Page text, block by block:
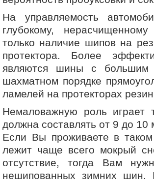
На управляемость
глубокому,
только наличие шипов на
протектора. Более
являются шины с большим
шахматном порядке
ламелей на протекторах
Немаловажную роль играет
должна составлять от 9 до 10
Если Вы проживаете в
лежит чаще всего мокрый
отсутствие, тогда Вам
нешипованных зимних шин.